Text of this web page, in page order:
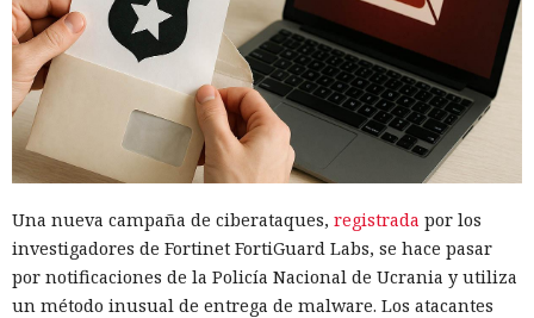
Una nueva campaña de ciberataques, registrada por los
investigadores de Fortinet FortiGuard Labs, se hace pasar
por notificaciones de la Policía Nacional de Ucrania y utiliza
un método inusual de entrega de malware. Los atacantes